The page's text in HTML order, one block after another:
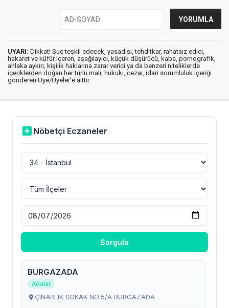
UYARI: Dikkat! Suç teşkil edecek, yasadışı, tehditkar, rahatsız edici,
hakaret ve küfür içeren, aşağılayıcı, küçük düşürücü, kaba, pornografik,
ahlaka aykırı, kişilik haklarına zarar verici ya da benzeri niteliklerde
içeriklerden doğan her türlü mali, hukuki, cezai, idari sorumluluk içeriği
gönderen Üye/Üyeler’e aittir.